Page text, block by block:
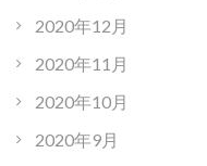
2020年12月
2020年11月
2020年10月
2020年9月